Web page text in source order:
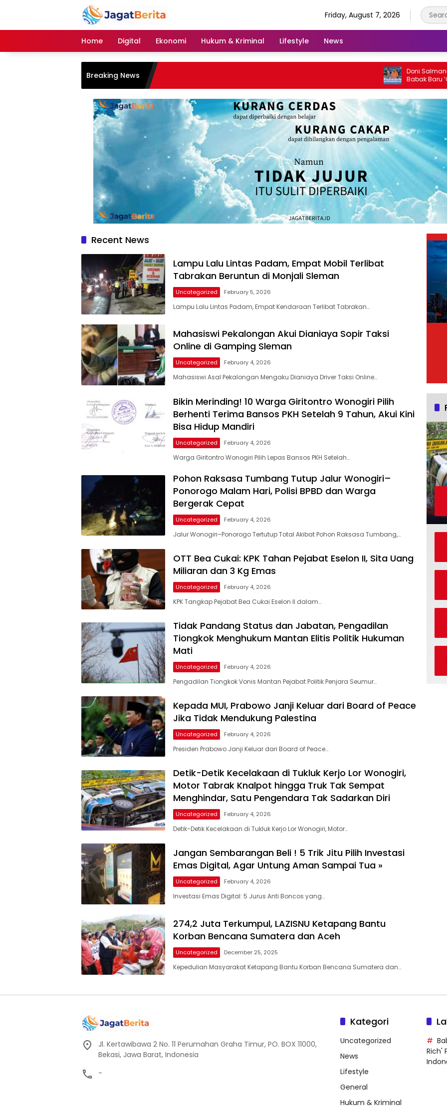
Friday, August 7, 2026
Home Digital Ekonomi Hukum & Kriminal Lifestyle News
Breaking News
Doni Salmanan Hirup
Babak Baru ‘Crazy
Indonesia
Recent News
Lampu Lalu Lintas Padam, Empat Mobil Terlibat
Tabrakan Beruntun di Monjali Sleman
Uncategorized February 5, 2026
Lampu Lalu Lintas Padam, Empat Kendaraan Terlibat Tabrakan…
Mahasiswi Pekalongan Akui Dianiaya Sopir Taksi
Online di Gamping Sleman
Uncategorized February 4, 2026
Mahasiswi Asal Pekalongan Mengaku Dianiaya Driver Taksi Online…
Bikin Merinding! 10 Warga Giritontro Wonogiri Pilih
Berhenti Terima Bansos PKH Setelah 9 Tahun, Akui Kini
Bisa Hidup Mandiri
Uncategorized February 4, 2026
Warga Giritontro Wonogiri Pilih Lepas Bansos PKH Setelah…
Pohon Raksasa Tumbang Tutup Jalur Wonogiri–
Ponorogo Malam Hari, Polisi BPBD dan Warga
Bergerak Cepat
Uncategorized February 4, 2026
Jalur Wonogiri–Ponorogo Tertutup Total Akibat Pohon Raksasa Tumbang,…
OTT Bea Cukai: KPK Tahan Pejabat Eselon II, Sita Uang
Miliaran dan 3 Kg Emas
Uncategorized February 4, 2026
KPK Tangkap Pejabat Bea Cukai Eselon II dalam…
Tidak Pandang Status dan Jabatan, Pengadilan
Tiongkok Menghukum Mantan Elitis Politik Hukuman
Mati
Uncategorized February 4, 2026
Pengadilan Tiongkok Vonis Mantan Pejabat Politik Penjara Seumur…
Kepada MUI, Prabowo Janji Keluar dari Board of Peace
Jika Tidak Mendukung Palestina
Uncategorized February 4, 2026
Presiden Prabowo Janji Keluar dari Board of Peace…
Detik-Detik Kecelakaan di Tukluk Kerjo Lor Wonogiri,
Motor Tabrak Knalpot hingga Truk Tak Sempat
Menghindar, Satu Pengendara Tak Sadarkan Diri
Uncategorized February 4, 2026
Detik-Detik Kecelakaan di Tukluk Kerjo Lor Wonogiri, Motor…
Jangan Sembarangan Beli ! 5 Trik Jitu Pilih Investasi
Emas Digital, Agar Untung Aman Sampai Tua »
Uncategorized February 4, 2026
Investasi Emas Digital: 5 Jurus Anti Boncos yang…
274,2 Juta Terkumpul, LAZISNU Ketapang Bantu
Korban Bencana Sumatera dan Aceh
Uncategorized December 25, 2025
Kepedulian Masyarakat Ketapang Bantu Korban Bencana Sumatera dan…
Jl. Kertawibawa 2 No. 11 Perumahan Graha Timur, PO. BOX 11000,
Bekasi, Jawa Barat, Indonesia
-
Kategori
Uncategorized
News
Lifestyle
General
Hukum & Kriminal
Rich'